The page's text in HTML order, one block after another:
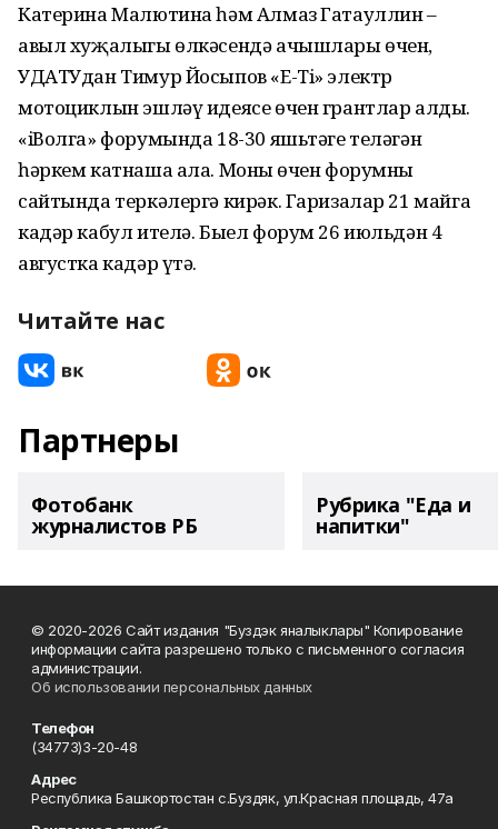
Катерина Малютина һәм Алмаз Гатауллин –
авыл хуҗалыгы өлкәсендә ачышлары өчен,
УДАТУдан Тимур Йосыпов «E-Ti» электр
мотоциклын эшләү идеясе өчен грантлар алды.
«iВолга» форумында 18-30 яшьтәге теләгән
һәркем катнаша ала. Моның өчен форумның
сайтында теркәлергә кирәк. Гаризалар 21 майга
кадәр кабул ителә. Быел форум 26 июльдән 4
августка кадәр үтә.
Читайте нас
Партнеры
Фотобанк
журналистов РБ
Рубрика "Еда и
напитки"
© 2020-2026 Сайт издания "Буздэк яналыклары" Копирование
информации сайта разрешено только с письменного согласия
администрации.
Об использовании персональных данных
Телефон
(34773)3-20-48
Адрес
Республика Башкортостан с.Буздяк, ул.Красная площадь, 47а